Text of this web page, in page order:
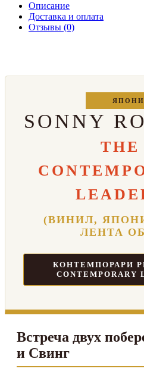
Описание
Доставка и оплата
Отзывы (0)
SONNY
THE
(ВИНИЛ,
ЛЕНТА
КОНТЕМПОРАРИ
CONTEMPORARY
Встреча двух
и Свинг